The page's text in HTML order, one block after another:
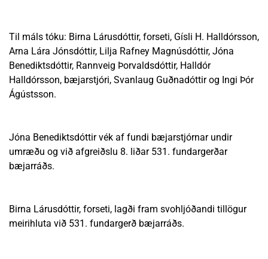
Til máls tóku: Birna Lárusdóttir, forseti, Gísli H. Halldórsson,
Arna Lára Jónsdóttir, Lilja Rafney Magnúsdóttir, Jóna
Benediktsdóttir, Rannveig Þorvaldsdóttir, Halldór
Halldórsson, bæjarstjóri, Svanlaug Guðnadóttir og Ingi Þór
Ágústsson.
Jóna Benediktsdóttir vék af fundi bæjarstjórnar undir
umræðu og við afgreiðslu 8. liðar 531. fundargerðar
bæjarráðs.
Birna Lárusdóttir, forseti, lagði fram svohljóðandi tillögur
meirihluta við 531. fundargerð bæjarráðs.